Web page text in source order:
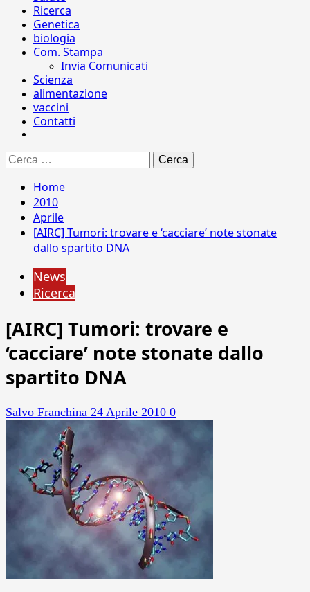
Ricerca
Genetica
biologia
Com. Stampa
Invia Comunicati
Scienza
alimentazione
vaccini
Contatti
Ricerca
per:
Home
2010
Aprile
[AIRC] Tumori: trovare e ‘cacciare’ note stonate
dallo spartito DNA
News
Ricerca
[AIRC] Tumori: trovare e
‘cacciare’ note stonate dallo
spartito DNA
Salvo Franchina 24 Aprile 2010 0